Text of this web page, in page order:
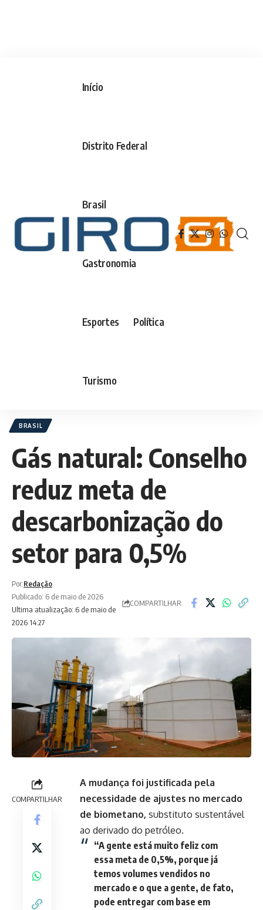
Início
Distrito Federal
Brasil
Gastronomia
Esportes Política
Turismo
BRASIL
Gás natural: Conselho
reduz meta de
descarbonização do
setor para 0,5%
Ultima atualização: 6 de maio de
2026 14:27
Por:Redação
Publicado: 6 de maio de 2026
COMPARTILHAR
COMPARTILHAR
A mudança foi justificada pela
necessidade de ajustes no mercado
de biometano, substituto sustentável
ao derivado do petróleo.
“A gente está muito feliz com
essa meta de 0,5%, porque já
temos volumes vendidos no
mercado e o que a gente, de fato,
pode entregar com base em